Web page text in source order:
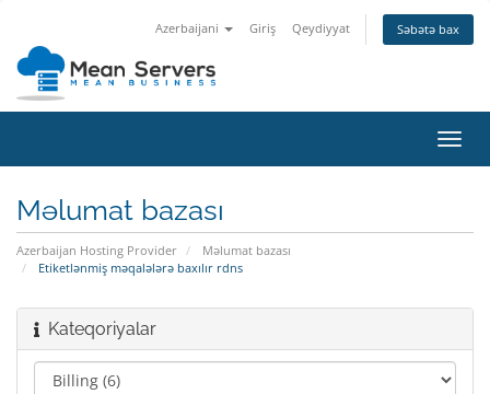
Azerbaijani Giriş Qeydiyyat Səbətə bax
keçid
Məlumat bazası
Azerbaijan Hosting Provider
Məlumat bazası
Etiketlənmiş məqalələrə baxılır rdns
Kateqoriyalar